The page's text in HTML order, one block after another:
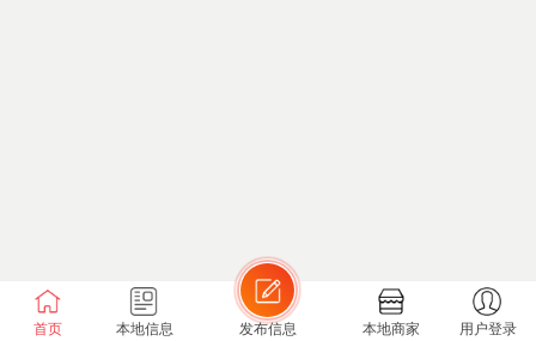
首页 本地信息 发布信息 本地商家 用户登录